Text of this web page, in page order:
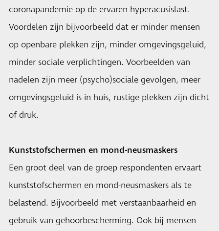
coronapandemie op de ervaren hyperacusislast.
Voordelen zijn bijvoorbeeld dat er minder mensen
op openbare plekken zijn, minder omgevingsgeluid,
minder sociale verplichtingen. Voorbeelden van
nadelen zijn meer (psycho)sociale gevolgen, meer
omgevingsgeluid is in huis, rustige plekken zijn dicht
of druk.
Kunststofschermen en mond-neusmaskers
Een groot deel van de groep respondenten ervaart
kunststofschermen en mond-neusmaskers als te
belastend. Bijvoorbeeld met verstaanbaarheid en
gebruik van gehoorbescherming. Ook bij mensen